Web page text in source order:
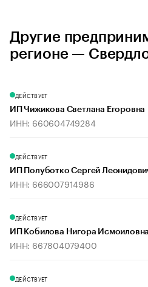
Другие
регионе —
ДЕЙСТВУЕТ
ИП Чижикова Светлана Егоровна
ИНН: 660604749284
ДЕЙСТВУЕТ
ИП Полуботко Сергей
ИНН: 666007914986
ДЕЙСТВУЕТ
ИП Кобилова Нигора Исмоиловна
ИНН: 667804079400
ДЕЙСТВУЕТ